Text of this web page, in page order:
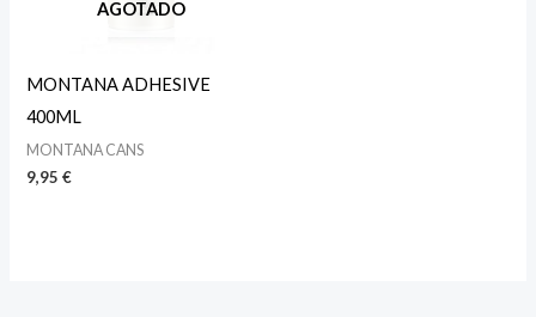
AGOTADO
MONTANA ADHESIVE
400ML
MONTANA CANS
9,95€